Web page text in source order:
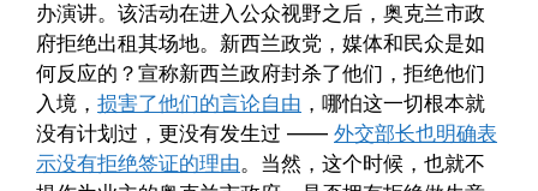
办演讲。该活动在进入公众视野之后，奥克兰市政
府拒绝出租其场地。新西兰政党，媒体和民众是如
何反应的？宣称新西兰政府封杀了他们，拒绝他们
入境， 损害了他们的言论自由 ，哪怕这一切根本就
没有计划过，更没有发生过 —— 外交部长也明确表
示没有拒绝签证的理由。当然，这个时候，也就不